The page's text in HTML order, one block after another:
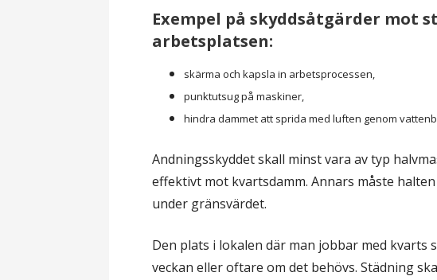
Exempel på skyddsåtgärder mot
arbetsplatsen:
skärma och kapsla in arbetsprocessen,
punktutsug på maskiner,
hindra dammet att sprida med luften genom
Andningsskyddet skall minst vara av typ
effektivt mot kvartsdamm. Annars måste
under gränsvärdet.
Den plats i lokalen där man jobbar med kvarts
veckan eller oftare om det behövs. Städning